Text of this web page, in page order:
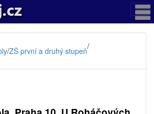
/ZŠ první a druhý stupeň/